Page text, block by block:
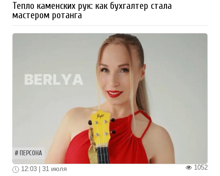
Тепло каменских рук: как бухгалтер стала
мастером ротанга
ПЕРСОНА
1052
12:03 | 31 июля